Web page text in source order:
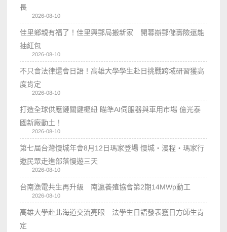
長
2026-08-10
佳里鄉親有福了！佳里興郵局搬新家 開幕辦郵儲壽險還能
抽紅包
2026-08-10
不只會法律還會日語！高雄大學學生赴日挑戰跨域研習獲高
度肯定
2026-08-10
打造全球供應鏈關鍵樞紐 瞄準AI伺服器與車用市場 億光泰
國新廠動土！
2026-08-10
第七屆台灣慢城年會8月12日瑪家登場 慢城・漫程・瑪家行
邀民眾走進部落慢遊三天
2026-08-10
台南漁電共生再升級 南瀛養殖協會第2期14MWp動工
2026-08-10
高雄大學赴北海道交流亮眼 法學生日語發表獲日方師生肯
定